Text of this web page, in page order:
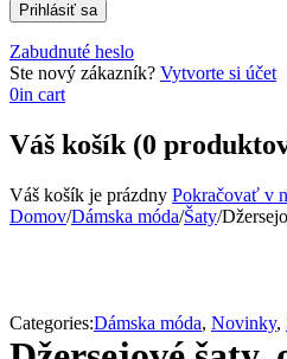
Zabudnuté heslo
Ste nový zákazník? Vytvorte si účet
0in cart
Váš košík (0
Váš košík je prázdny Pokračovať v
Domov/Dámska móda/Šaty/
Categories:Dámska móda, Novinky,